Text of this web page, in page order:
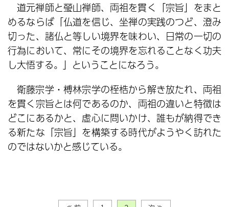
道元禅師と瑩山禅師、両祖を貫く「宗旨」をまと
めるならば「仏道を信じ、坐禅の実践のつど、澄み
切った、諸仏と等しい境界を味わい、日常の一切の
行為において、常にその境界を忘れることなく功夫
し大悟する。」ということになろう。
衛藤宗学・榑林宗学の桎梏から解き放たれ、両祖
を貫く宗旨とは何であるのか、両祖の違いと特徴は
どこにあるかと、虚心に問いかけ、誰もが納得でき
る新たな「宗旨」を構築する時代がようやく訪れた
のではないかと感じている。